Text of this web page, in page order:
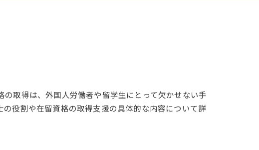
取得は、外国人労働者や留学生にとって欠かせない手
役割や在留資格の取得支援の具体的な内容について詳